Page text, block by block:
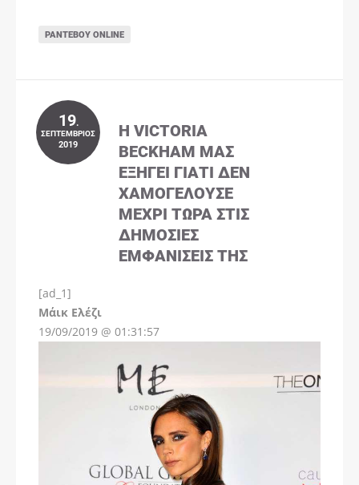
ΡΑΝΤΕΒΟΎ ONLINE
19.
ΣΕΠΤΈΜΒΡΙΟΣ
2019
Η VICTORIA
BECKHAM ΜΑΣ
ΕΞΗΓΕΊ ΓΙΑΤΊ ΔΕΝ
ΧΑΜΟΓΕΛΟΎΣΕ
ΜΈΧΡΙ ΤΏΡΑ ΣΤΙΣ
ΔΗΜΌΣΙΕΣ
ΕΜΦΑΝΊΣΕΙΣ ΤΗΣ
[ad_1]
Μάικ Ελέζι
19/09/2019 @ 01:31:57